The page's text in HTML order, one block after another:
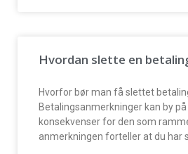
Hvordan slette en
Hvorfor bør man få slettet
Betalingsanmerkninger kan by
konsekvenser for den som
anmerkningen forteller at du har